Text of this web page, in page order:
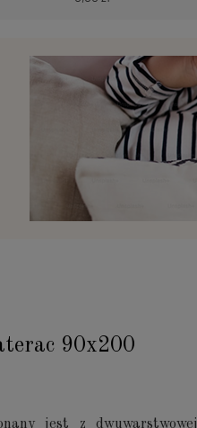
90x200
jest z dwuwarstwowej